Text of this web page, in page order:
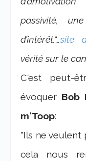
passivité,
d’intérêt."…site
vérité sur le
C'est peut-
évoquer Bob
m'Toop:
"Ils ne veulent
cela nous